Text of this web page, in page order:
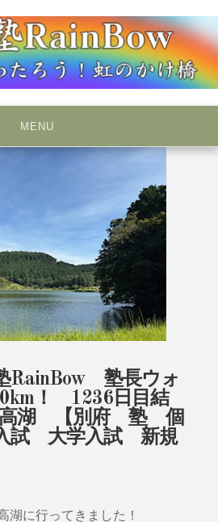
MENU
RainBow 塾長ウォ
！ 1236日目結
湖 【別府 塾 個
試 大学入試 新規
湖に行ってきました！